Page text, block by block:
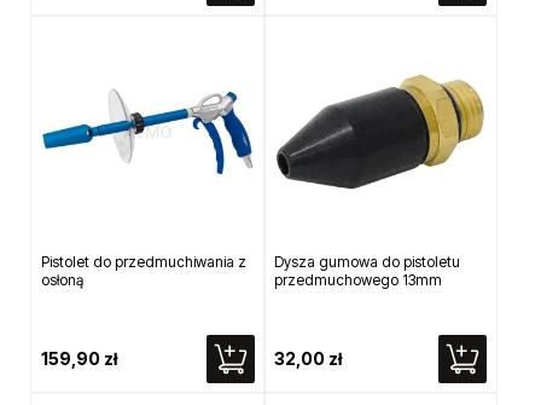
Pistolet do przedmuchiwania z
osłoną
159,90 zł
Dysza gumowa do pistoletu
przedmuchowego 13mm
32,00 zł